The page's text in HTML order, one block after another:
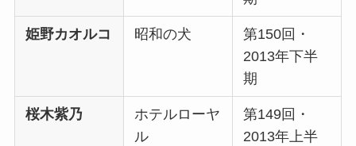
姫野カオルコ 昭和の犬
第150回・
2013年下半
期
桜木紫乃
ホテルローヤ
ル
第149回・
2013年上半